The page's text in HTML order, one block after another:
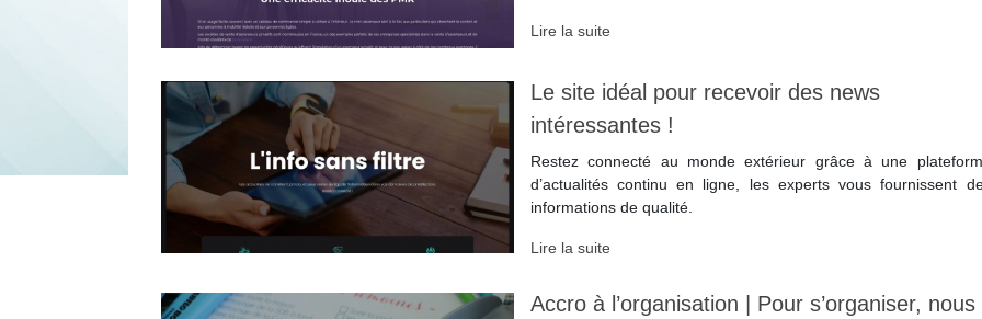
Lire la suite
Le site idéal pour recevoir des news
intéressantes !
Restez connecté au monde extérieur grâce à une
d’actualités continu en ligne, les experts vous fournissent
informations de qualité.
Lire la suite
Accro à l’organisation | Pour s’organiser, nous